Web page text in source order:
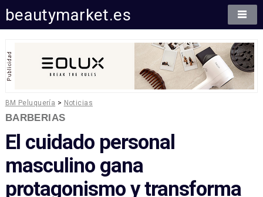
beautymarket.es
BM Peluquería > Noticias
BARBERIAS
El cuidado personal
masculino gana
protagonismo y transforma